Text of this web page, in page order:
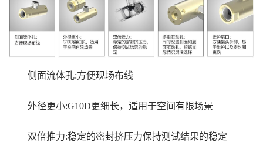
侧面流体孔:方便现场布线
外径更小:G10D更细长，适用于空间有限场景
双倍推力:稳定的密封挤压力保持测试结果的稳定